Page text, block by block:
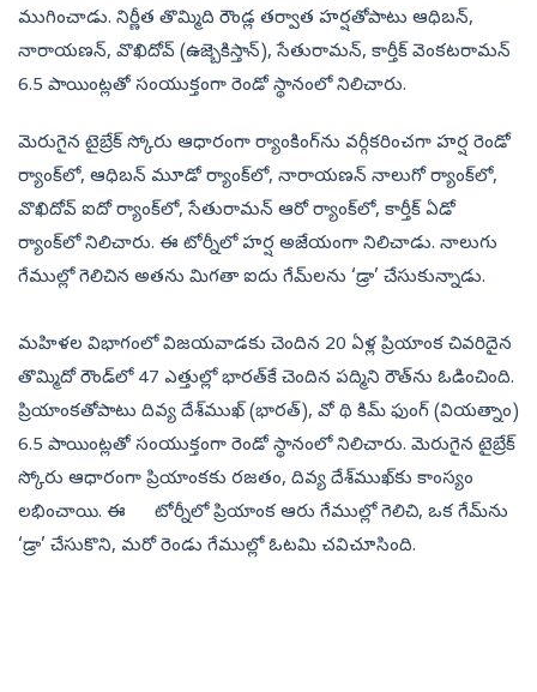
ముగించాడు. నిర్ణీత తొమ్మిది రౌండ్ల తర్వాత హర్షతోపాటు ఆధిబన్,
నారాయణన్, వొఖిదోవ్‌ (ఉజ్బెకిస్తాన్‌), సేతురామన్, కార్తీక్‌ వెంకటరామన్‌
6.5 పాయింట్లతో సంయుక్తంగా రెండో స్థానంలో నిలిచారు.
మెరుగైన టైబ్రేక్‌ స్కోరు ఆధారంగా ర్యాంకింగ్‌ను వర్గీకరించగా హర్ష రెండో
ర్యాంక్‌లో, ఆధిబన్‌ మూడో ర్యాంక్‌లో, నారాయణన్‌ నాలుగో ర్యాంక్‌లో,
వొఖిదోవ్‌ ఐదో ర్యాంక్‌లో, సేతురామన్‌ ఆరో ర్యాంక్‌లో, కార్తీక్‌ ఏడో
ర్యాంక్‌లో నిలిచారు. ఈ టోర్నీలో హర్ష అజేయంగా నిలిచాడు. నాలుగు
గేముల్లో గెలిచిన అతను మిగతా ఐదు గేమ్‌లను ‘డ్రా’ చేసుకున్నాడు.
మహిళల విభాగంలో విజయవాడకు చెందిన 20 ఏళ్ల ప్రియాంక చివరిదైన
తొమ్మిదో రౌండ్‌లో 47 ఎత్తుల్లో భారత్‌కే చెందిన పద్మిని రౌత్‌ను ఓడించింది.
ప్రియాంకతోపాటు దివ్య దేశ్‌ముఖ్‌ (భారత్‌), వో థి కిమ్‌ ఫుంగ్‌ (వియత్నాం)
6.5 పాయింట్లతో సంయుక్తంగా రెండో స్థానంలో నిలిచారు. మెరుగైన టైబ్రేక్‌
స్కోరు ఆధారంగా ప్రియాంకకు రజతం, దివ్య దేశ్‌ముఖ్‌కు కాంస్యం
లభించాయి. ఈ టోర్నీలో ప్రియాంక ఆరు గేముల్లో గెలిచి, ఒక గేమ్‌ను
‘డ్రా’ చేసుకొని, మరో రెండు గేముల్లో ఓటమి చవిచూసింది.